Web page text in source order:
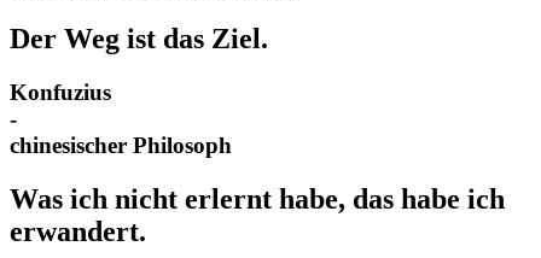
Der Weg ist das Ziel.
Konfuzius
-
chinesischer Philosoph
Was ich nicht erlernt habe, das habe ich
erwandert.